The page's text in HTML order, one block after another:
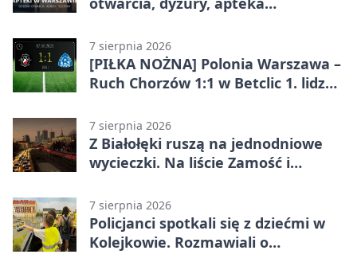
7 sierpnia 2026
[PIŁKA NOŻNA] Polonia Warszawa –
Ruch Chorzów 1:1 w Betclic 1. lidze.
7 sierpnia 2026
Z Białołęki ruszą na jednodniowe
wycieczki. Na liście Zamość i
7 sierpnia 2026
Policjanci spotkali się z dziećmi w
Kolejkowie. Rozmawiali o